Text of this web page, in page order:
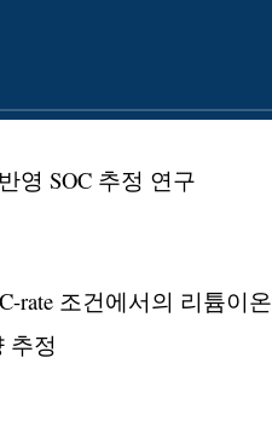
영 SOC 추정 연구
rate 조건에서의 리튬이온
추정